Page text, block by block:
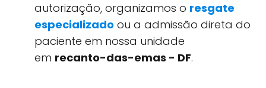
autorização, organizamos o resgate
especializado ou a admissão direta do
paciente em nossa unidade
em recanto-das-emas - DF.